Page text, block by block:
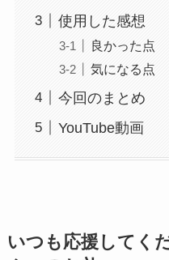
使用した感想
良かった点
気になる点
今回のまとめ
YouTube動画
いつも応援してく